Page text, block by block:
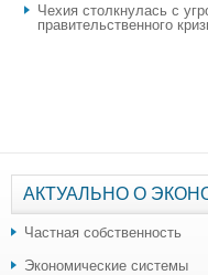
Чехия столкнулась с
правительственного
АКТУАЛЬНО О
Частная собственность
Экономические системы